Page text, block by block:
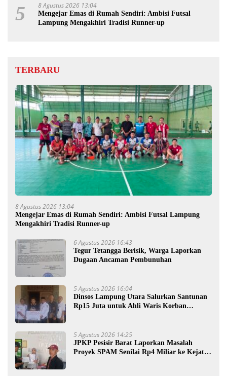
5 8 Agustus 2026 13:04
Mengejar Emas di Rumah Sendiri: Ambisi Futsal
Lampung Mengakhiri Tradisi Runner-up
TERBARU
8 Agustus 2026 13:04
Mengejar Emas di Rumah Sendiri: Ambisi Futsal Lampung
Mengakhiri Tradisi Runner-up
6 Agustus 2026 16:43
Tegur Tetangga Berisik, Warga Laporkan
Dugaan Ancaman Pembunuhan
5 Agustus 2026 16:04
Dinsos Lampung Utara Salurkan Santunan
Rp15 Juta untuk Ahli Waris Korban
5 Agustus 2026 14:25
JPKP Pesisir Barat Laporkan Masalah
Proyek SPAM Senilai Rp4 Miliar ke Kejati